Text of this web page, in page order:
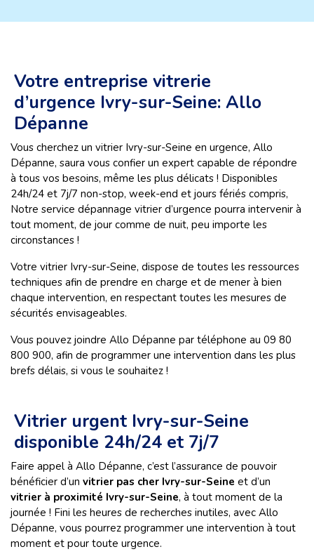
Votre entreprise vitrerie
d’urgence Ivry-sur-Seine: Allo
Dépanne
Vous cherchez un vitrier Ivry-sur-Seine en urgence, Allo
Dépanne, saura vous confier un expert capable de répondre
à tous vos besoins, même les plus délicats ! Disponibles
24h/24 et 7j/7 non-stop, week-end et jours fériés compris,
Notre service dépannage vitrier d’urgence pourra intervenir à
tout moment, de jour comme de nuit, peu importe les
circonstances !
Votre vitrier Ivry-sur-Seine, dispose de toutes les ressources
techniques afin de prendre en charge et de mener à bien
chaque intervention, en respectant toutes les mesures de
sécurités envisageables.
Vous pouvez joindre Allo Dépanne par téléphone au 09 80
800 900, afin de programmer une intervention dans les plus
brefs délais, si vous le souhaitez !
Vitrier urgent Ivry-sur-Seine
disponible 24h/24 et 7j/7
Faire appel à Allo Dépanne, c’est l’assurance de pouvoir
bénéficier d’un vitrier pas cher Ivry-sur-Seine et d’un
vitrier à proximité Ivry-sur-Seine, à tout moment de la
journée ! Fini les heures de recherches inutiles, avec Allo
Dépanne, vous pourrez programmer une intervention à tout
moment et pour toute urgence.